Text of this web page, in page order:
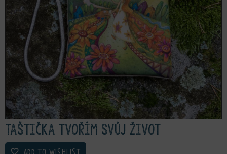
Taštička Tvořím svůj život